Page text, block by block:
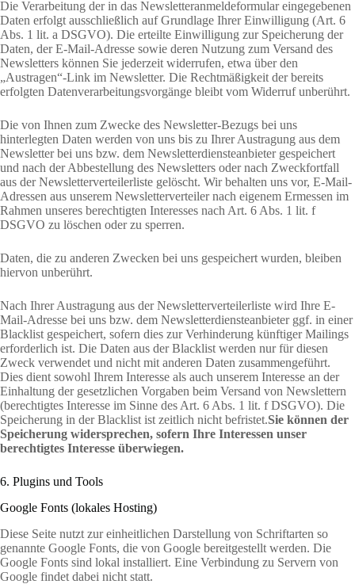
Die Verarbeitung der in das Newsletteranmeldeformular eingegebenen
Daten erfolgt ausschließlich auf Grundlage Ihrer Einwilligung (Art. 6
Abs. 1 lit. a DSGVO). Die erteilte Einwilligung zur Speicherung der
Daten, der E-Mail-Adresse sowie deren Nutzung zum Versand des
Newsletters können Sie jederzeit widerrufen, etwa über den
„Austragen“-Link im Newsletter. Die Rechtmäßigkeit der bereits
erfolgten Datenverarbeitungsvorgänge bleibt vom Widerruf unberührt.
Die von Ihnen zum Zwecke des Newsletter-Bezugs bei uns
hinterlegten Daten werden von uns bis zu Ihrer Austragung aus dem
Newsletter bei uns bzw. dem Newsletterdiensteanbieter gespeichert
und nach der Abbestellung des Newsletters oder nach Zweckfortfall
aus der Newsletterverteilerliste gelöscht. Wir behalten uns vor, E-Mail-
Adressen aus unserem Newsletterverteiler nach eigenem Ermessen im
Rahmen unseres berechtigten Interesses nach Art. 6 Abs. 1 lit. f
DSGVO zu löschen oder zu sperren.
Daten, die zu anderen Zwecken bei uns gespeichert wurden, bleiben
hiervon unberührt.
Nach Ihrer Austragung aus der Newsletterverteilerliste wird Ihre E-
Mail-Adresse bei uns bzw. dem Newsletterdiensteanbieter ggf. in einer
Blacklist gespeichert, sofern dies zur Verhinderung künftiger Mailings
erforderlich ist. Die Daten aus der Blacklist werden nur für diesen
Zweck verwendet und nicht mit anderen Daten zusammengeführt.
Dies dient sowohl Ihrem Interesse als auch unserem Interesse an der
Einhaltung der gesetzlichen Vorgaben beim Versand von Newslettern
(berechtigtes Interesse im Sinne des Art. 6 Abs. 1 lit. f DSGVO). Die
Speicherung in der Blacklist ist zeitlich nicht befristet.Sie können der
Speicherung widersprechen, sofern Ihre Interessen unser
berechtigtes Interesse überwiegen.
6. Plugins und Tools
Google Fonts (lokales Hosting)
Diese Seite nutzt zur einheitlichen Darstellung von Schriftarten so
genannte Google Fonts, die von Google bereitgestellt werden. Die
Google Fonts sind lokal installiert. Eine Verbindung zu Servern von
Google findet dabei nicht statt.